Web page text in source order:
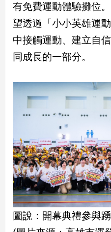
戲
運
寵
物
音
區
合
作
媒
體
有免費運動體驗攤位
望透過「小小英雄運
中接觸運動、建立自
同成長的一部分。
圖說：開幕典禮參與